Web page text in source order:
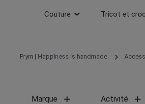
Couture Tricot et
Prym | Happiness is handmade.
Marque Activité